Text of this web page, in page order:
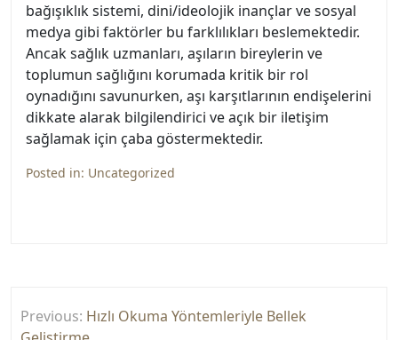
bağışıklık sistemi, dini/ideolojik inançlar ve sosyal
medya gibi faktörler bu farklılıkları beslemektedir.
Ancak sağlık uzmanları, aşıların bireylerin ve
toplumun sağlığını korumada kritik bir rol
oynadığını savunurken, aşı karşıtlarının endişelerini
dikkate alarak bilgilendirici ve açık bir iletişim
sağlamak için çaba göstermektedir.
Posted in: Uncategorized
gezinmesi
Previous: Hızlı Okuma Yöntemleriyle Bellek